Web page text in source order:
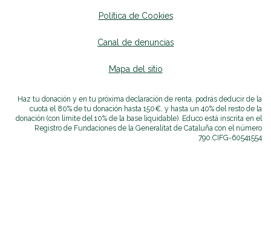
Política de Cookies
Canal de denuncias
Mapa del sitio
Haz tu donación y en tu próxima declaración de renta, podrás deducir de la
cuota el 80% de tu donación hasta 150€, y hasta un 40% del resto de la
donación (con límite del 10% de la base liquidable). Educo está inscrita en el
Registro de Fundaciones de la Generalitat de Cataluña con el número
790.CIFG-60541554